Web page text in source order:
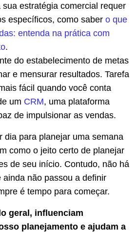
sua estratégia comercial requer
específicos, como saber o que
entenda na prática com
.
do estabelecimento de metas
e mensurar resultados. Tarefa
fácil quando você conta
um CRM, uma plataforma
de impulsionar as vendas.
dia para planejar uma semana
como o jeito certo de planejar
de seu início. Contudo, não há
ainda não passou a definir
é tempo para começar.
geral, influenciam
planejamento e ajudam a